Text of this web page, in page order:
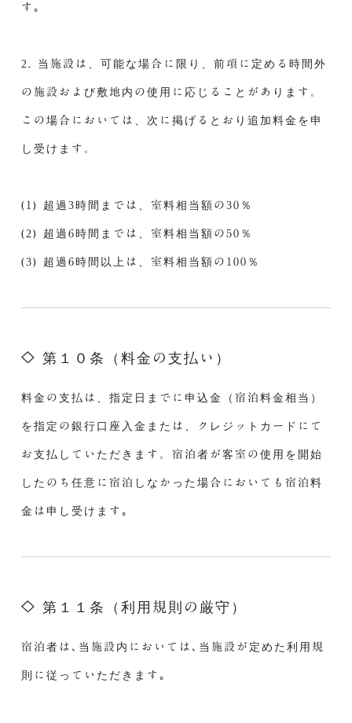
す｡
2. 当施設は、可能な場合に限り、前項に定める時間外
の施設および敷地内の使用に応じることがあります。
この場合においては、次に掲げるとおり追加料金を申
し受けます。
(1) 超過3時間までは、室料相当額の30％
(2) 超過6時間までは、室料相当額の50％
(3) 超過6時間以上は、室料相当額の100％
第１０条（料金の支払い）
料金の支払は、指定日までに申込金（宿泊料金相当）
を指定の銀行口座入金または、クレジットカードにて
お支払していただきます。宿泊者が客室の使用を開始
したのち任意に宿泊しなかった場合においても宿泊料
金は申し受けます｡
第１１条（利用規則の厳守）
宿泊者は､当施設内においては､当施設が定めた利用規
則に従っていただきます｡